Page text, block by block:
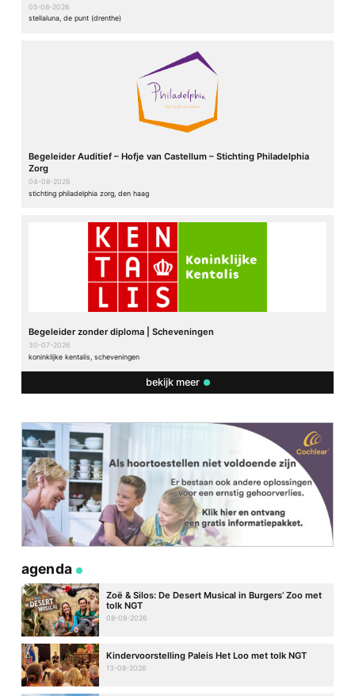
05-08-2026
stellaluna, de punt (drenthe)
Begeleider Auditief – Hofje van Castellum – Stichting Philadelphia
Zorg
04-08-2026
stichting philadelphia zorg, den haag
Begeleider zonder diploma | Scheveningen
30-07-2026
koninklijke kentalis, scheveningen
bekijk meer
agenda
Zoë & Silos: De Desert Musical in Burgers’ Zoo met
tolk NGT
08-08-2026
Kindervoorstelling Paleis Het Loo met tolk NGT
13-08-2026